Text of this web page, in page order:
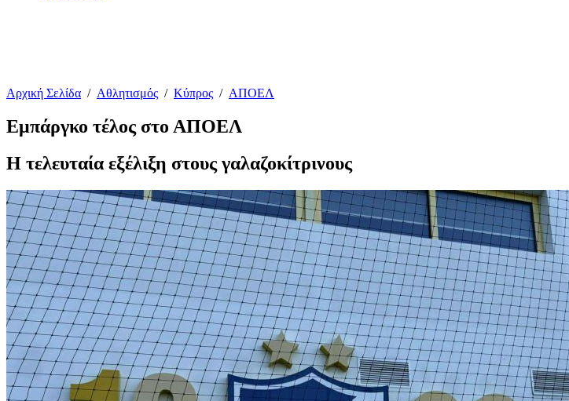
Αρχική Σελίδα / Αθλητισμός / Κύπρος / ΑΠΟΕΛ
Εμπάργκο τέλος στο ΑΠΟΕΛ
Η τελευταία εξέλιξη στους γαλαζοκίτρινους